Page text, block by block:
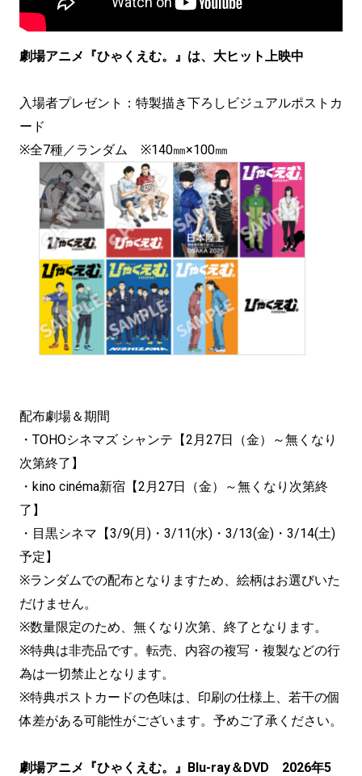
劇場アニメ『ひゃくえむ。』は、大ヒット上映中
入場者プレゼント：特製描き下ろしビジュアルポストカ
ード
※全7種／ランダム ※140㎜×100㎜
配布劇場＆期間
・TOHOシネマズ シャンテ【2月27日（金）～無くなり
次第終了】
・kino cinéma新宿【2月27日（金）～無くなり次第終
了】
・目黒シネマ【3/9(月)・3/11(水)・3/13(金)・3/14(土)
予定】
※ランダムでの配布となりますため、絵柄はお選びいた
だけません。
※数量限定のため、無くなり次第、終了となります。
※特典は非売品です。転売、内容の複写・複製などの行
為は一切禁止となります。
※特典ポストカードの色味は、印刷の仕様上、若干の個
体差がある可能性がございます。予めご了承ください。
劇場アニメ『ひゃくえむ。』 Blu-ray＆DVD
2026年5